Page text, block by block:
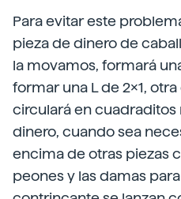
Para evitar este
pieza de dinero de
la movamos, formará
formar una L de 2x1,
circulará en cuadraditos
dinero, cuando sea
encima de otras piezas
peones y las damas